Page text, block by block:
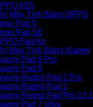
A3S
Máy Tính Bảng OPPO
Pad 5
Pad SE
Pad Air
Máy Tính Bảng Xiaomi
Pad 8 Pro
Pad 8
Redmi Pad 2 Pro
Redmi Pad 2
Redmi Pad Pro 12.1
Pad 7 Ultra